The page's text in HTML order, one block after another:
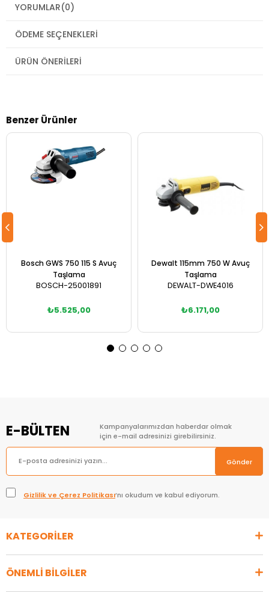
YORUMLAR(0)
ÖDEME SEÇENEKLERI
ÜRÜN ÖNERILERI
Benzer Ürünler
Bosch GWS 750 115 S Avuç
Taşlama
BOSCH-25001891
₺5.525,00
Dewalt 115mm 750 W Avuç
Taşlama
DEWALT-DWE4016
₺6.171,00
E-BÜLTEN
Kampanyalarımızdan haberdar olmak
için e-mail adresinizi girebilirsiniz.
Gönder
Gizlilik ve Çerez Politikası’nı okudum ve kabul ediyorum.
KATEGORİLER
ÖNEMLİ BİLGİLER